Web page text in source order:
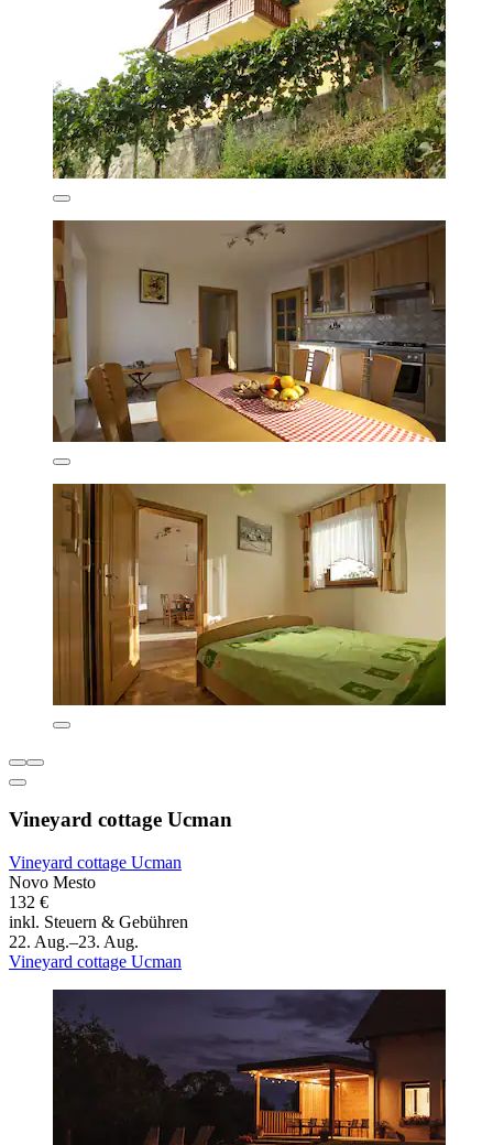
Vineyard cottage Ucman
Vineyard cottage Ucman
Novo Mesto
132 €
inkl. Steuern & Gebühren
22. Aug.–23. Aug.
Vineyard cottage Ucman